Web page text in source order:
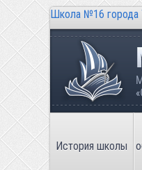
Школа №16 города
Школа №16
имени В.П.
История школы